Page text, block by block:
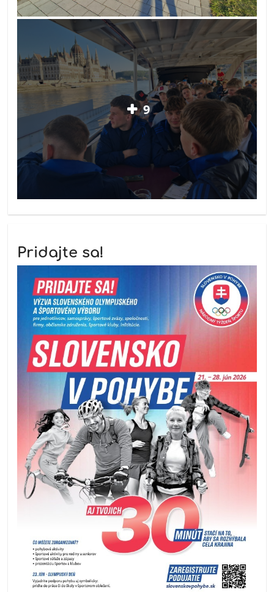
9
Pridajte sa!